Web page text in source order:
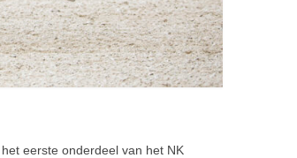
eerste onderdeel van het NK